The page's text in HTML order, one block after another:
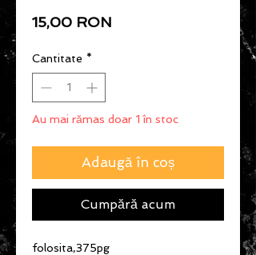
15,00 RON
Cantitate *
Au mai rămas doar 1 în stoc
Adaugă în coș
Cumpără acum
folosita,375pg